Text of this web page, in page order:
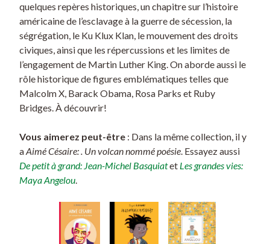
quelques repères historiques, un chapitre sur l’histoire
américaine de l’esclavage à la guerre de sécession, la
ségrégation, le Ku Klux Klan, le mouvement des droits
civiques, ainsi que les répercussions et les limites de
l’engagement de Martin Luther King. On aborde aussi le
rôle historique de figures emblématiques telles que
Malcolm X, Barack Obama, Rosa Parks et Ruby
Bridges. À découvrir!
Vous aimerez peut-être : Dans la même collection, il y
aAimé Césaire: . Un volcan nommé poésie. Essayez aussi
De petit à grand: Jean-Michel Basquiatet Les grandes vies:
Maya Angelou.